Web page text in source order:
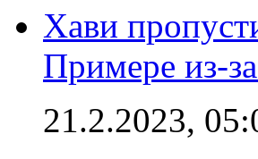
Хави
Примере из-
21.2.2023,